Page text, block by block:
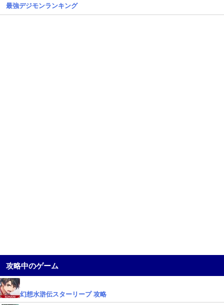
最強デジモンランキング
攻略中のゲーム
幻想水滸伝スターリープ 攻略